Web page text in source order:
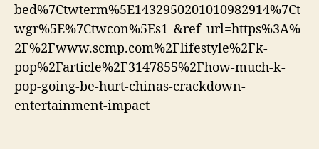
bed%7Ctwterm%5E1432950201010982914%7Ct
wgr%5E%7Ctwcon%5Es1_&ref_url=https%3A%
2F%2Fwww.scmp.com%2Flifestyle%2Fk-
pop%2Farticle%2F3147855%2Fhow-much-k-
pop-going-be-hurt-chinas-crackdown-
entertainment-impact